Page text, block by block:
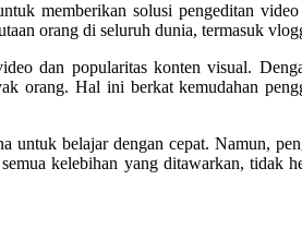
memberikan solusi pengeditan
orang di seluruh dunia, termasuk
dan popularitas konten visual.
orang. Hal ini berkat kemudahan
belajar dengan cepat. Namun,
kelebihan yang ditawarkan, tidak